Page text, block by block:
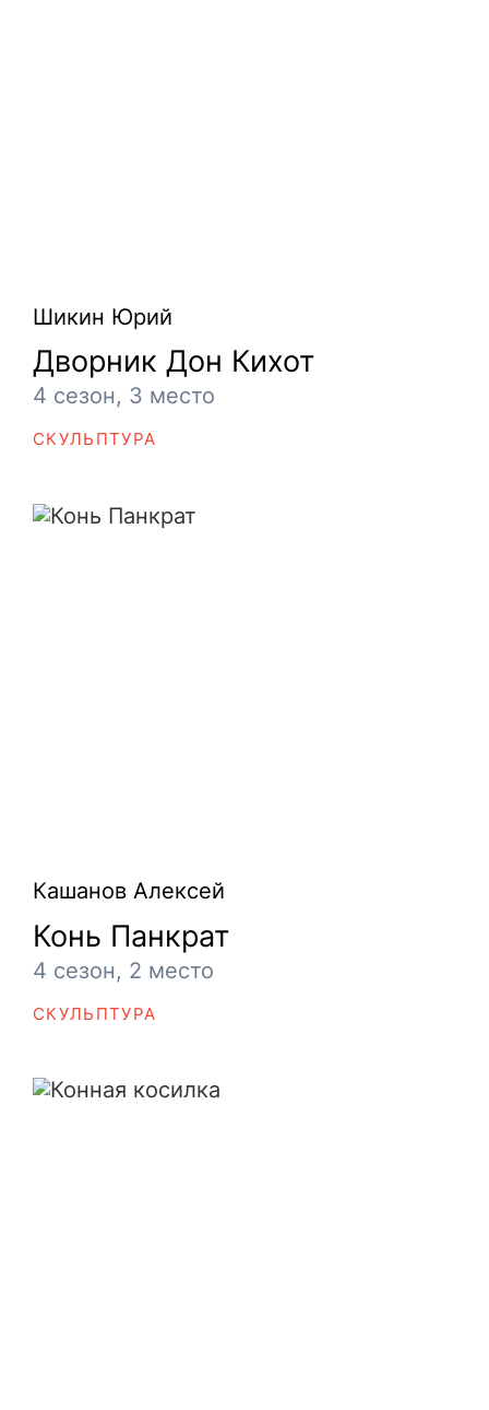
Шикин Юрий
Дворник Дон Кихот
4 сезон, 3 место
СКУЛЬПТУРА
Конь Панкрат
Кашанов Алексей
Конь Панкрат
4 сезон, 2 место
СКУЛЬПТУРА
Конная косилка